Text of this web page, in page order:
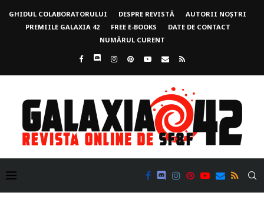
GHIDUL COLABORATORULUI DESPRE REVISTĂ
AUTORII NOȘTRI
PREMIILE GALAXIA 42
FREE E-BOOKS
DATE DE CONTACT
NUMĂRUL CURENT